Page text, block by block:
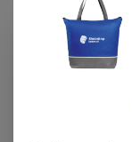
Compleet
Snelle levering
De laagste prijs